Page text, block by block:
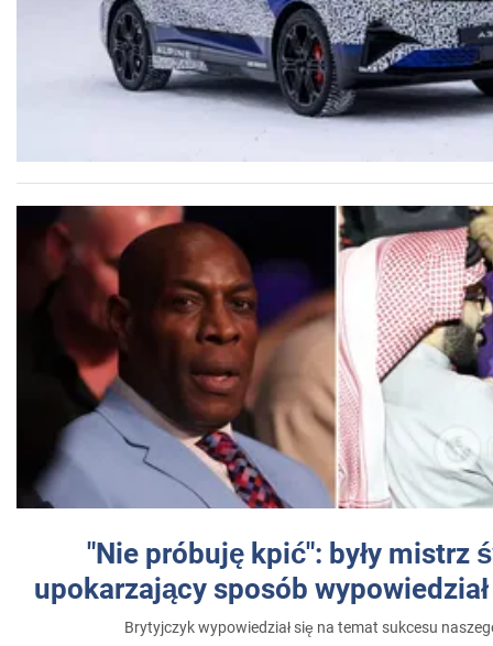
"Nie próbuję kpić": były mistrz
upokarzający sposób
Brytyjczyk wypowiedział się na temat sukcesu